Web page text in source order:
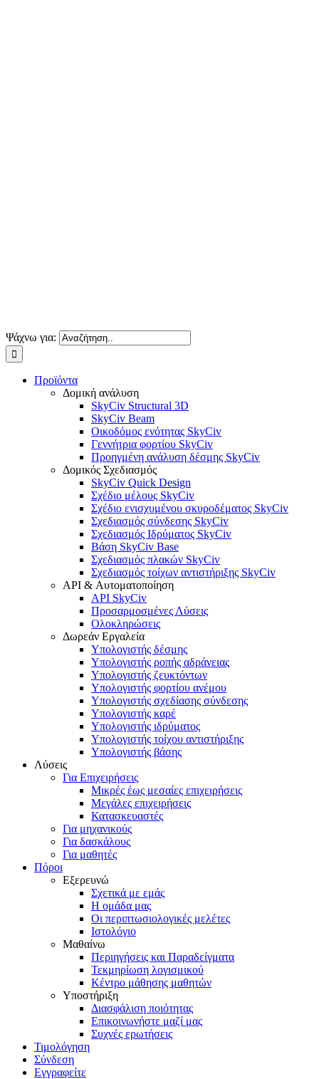
Ψάχνω για:
Προϊόντα
Δομική ανάλυση
SkyCiv Structural 3D
SkyCiv Beam
Οικοδόμος ενότητας SkyCiv
Γεννήτρια φορτίου SkyCiv
Προηγμένη ανάλυση δέσμης SkyCiv
Δομικός Σχεδιασμός
SkyCiv Quick Design
Σχέδιο μέλους SkyCiv
Σχέδιο ενισχυμένου σκυροδέματος SkyCiv
Σχεδιασμός σύνδεσης SkyCiv
Σχεδιασμός Ιδρύματος SkyCiv
Βάση SkyCiv Base
Σχεδιασμός πλακών SkyCiv
Σχεδιασμός τοίχων αντιστήριξης SkyCiv
API & Αυτοματοποίηση
API SkyCiv
Προσαρμοσμένες Λύσεις
Ολοκληρώσεις
Δωρεάν Εργαλεία
Υπολογιστής δέσμης
Υπολογιστής ροπής αδράνειας
Υπολογιστής ζευκτόντων
Υπολογιστής φορτίου ανέμου
Υπολογιστής σχεδίασης σύνδεσης
Υπολογιστής καρέ
Υπολογιστής ιδρύματος
Υπολογιστής τοίχου αντιστήριξης
Υπολογιστής βάσης
Λύσεις
Για Επιχειρήσεις
Μικρές έως μεσαίες επιχειρήσεις
Μεγάλες επιχειρήσεις
Κατασκευαστές
Για μηχανικούς
Για δασκάλους
Για μαθητές
Πόροι
Εξερευνώ
Σχετικά με εμάς
Η ομάδα μας
Οι περιπτωσιολογικές μελέτες
Ιστολόγιο
Μαθαίνω
Περιηγήσεις και Παραδείγματα
Τεκμηρίωση λογισμικού
Κέντρο μάθησης μαθητών
Υποστήριξη
Διασφάλιση ποιότητας
Επικοινωνήστε μαζί μας
Συχνές ερωτήσεις
Τιμολόγηση
Σύνδεση
Εγγραφείτε